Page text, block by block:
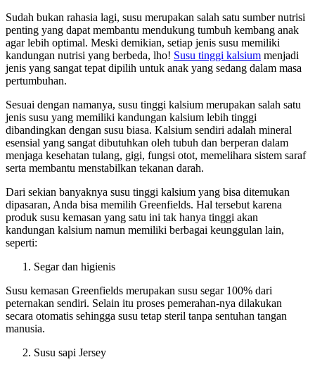
Sudah bukan rahasia lagi, susu merupakan salah satu sumber nutrisi
penting yang dapat membantu mendukung tumbuh kembang anak
agar lebih optimal. Meski demikian, setiap jenis susu memiliki
kandungan nutrisi yang berbeda, lho! Susu tinggi kalsium menjadi
jenis yang sangat tepat dipilih untuk anak yang sedang dalam masa
pertumbuhan.
Sesuai dengan namanya, susu tinggi kalsium merupakan salah satu
jenis susu yang memiliki kandungan kalsium lebih tinggi
dibandingkan dengan susu biasa. Kalsium sendiri adalah mineral
esensial yang sangat dibutuhkan oleh tubuh dan berperan dalam
menjaga kesehatan tulang, gigi, fungsi otot, memelihara sistem saraf
serta membantu menstabilkan tekanan darah.
Dari sekian banyaknya susu tinggi kalsium yang bisa ditemukan
dipasaran, Anda bisa memilih Greenfields. Hal tersebut karena
produk susu kemasan yang satu ini tak hanya tinggi akan
kandungan kalsium namun memiliki berbagai keunggulan lain,
seperti:
Segar dan higienis
Susu kemasan Greenfields merupakan susu segar 100% dari
peternakan sendiri. Selain itu proses pemerahan-nya dilakukan
secara otomatis sehingga susu tetap steril tanpa sentuhan tangan
manusia.
Susu sapi Jersey